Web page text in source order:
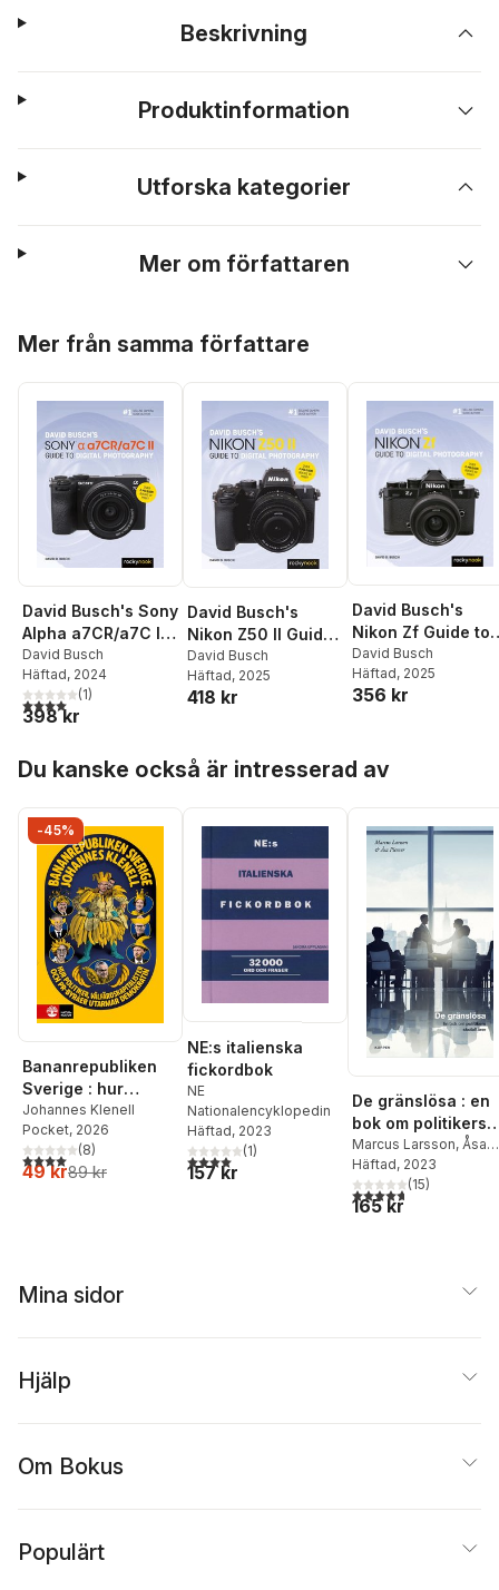
Beskrivning
Produktinformation
Utforska kategorier
Mer om författaren
Mer från samma författare
David Busch's Sony
Alpha a7CR/a7C II
Guide to Digital
Photography
David Busch
Häftad, 2024
4,0utav 5 stjärnor. Totalt antal röster:
(1)
398 kr
David Busch's
Nikon Z50 II Guide
to Digital
Photography
David Busch
Häftad, 2025
418 kr
David Busch's
Nikon Zf Guide to
Digital
David Busch
Häftad, 2025
356 kr
Du kanske också är intresserad av
-45%
Bananrepubliken
Sverige : hur
politiker,
välfärdskapitalister
och pr-byråer
utarmar demokratin
Johannes Klenell
Pocket, 2026
4,0utav 5 stjärnor. Totalt antal röster:
(8)
49 kr89 kr
NE:s italienska
fickordbok
NE
Nationalencyklopedin
Häftad, 2023
4,0utav 5 stjärnor. Totalt antal röster:
(1)
157 kr
De gränslösa : en
bok om politikers
skolaffärer
Marcus Larsson, Åsa
Plesner
Häftad, 2023
4,7utav 5 stjärnor.
(15)
165 kr
Mina sidor
Hjälp
Om Bokus
Populärt